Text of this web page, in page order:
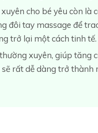
cho bé yêu còn
đôi tay massage để
trở lại một cách tinh tế.
xuyên, giúp tăng
rất dễ dàng trở